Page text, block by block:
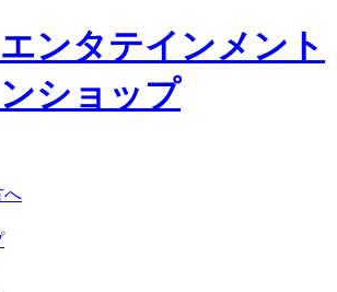
ンタテインメント
ショップ
へ